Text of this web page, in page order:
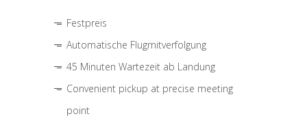
Festpreis
Automatische Flugmitverfolgung
45 Minuten Wartezeit ab Landung
Convenient pickup at precise meeting
point